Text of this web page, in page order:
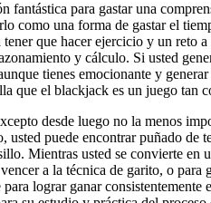
fantástica para gastar una
como una forma de gastar el
tener que hacer ejercicio y un reto
y cálculo. Si usted
tienes emocionante y
que el blackjack es un juego tan
desde luego no la menos
usted puede encontrar puñado de
Mientras usted se convierte en
a la técnica de garito, o
lograr ganar